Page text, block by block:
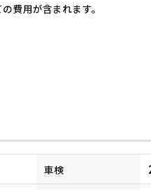
費用が含まれます。
車検